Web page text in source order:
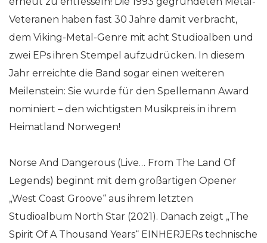
Veteranen haben fast 30 Jahre damit verbracht,
dem Viking-Metal-Genre mit acht Studioalben und
zwei EPs ihren Stempel aufzudrücken. In diesem
Jahr erreichte die Band sogar einen weiteren
Meilenstein: Sie wurde für den Spellemann Award
nominiert – den wichtigsten Musikpreis in ihrem
Heimatland Norwegen!
Norse And Dangerous (Live… From The Land Of
Legends) beginnt mit dem großartigen Opener
„West Coast Groove“ aus ihrem letzten
Studioalbum North Star (2021). Danach zeigt „The
Spirit Of A Thousand Years“ EINHERJERs technische